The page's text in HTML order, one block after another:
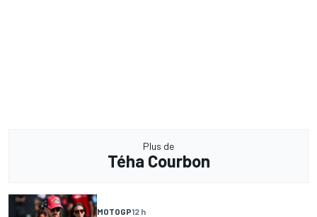
Plus de
Téha Courbon
MOTOGP12 h